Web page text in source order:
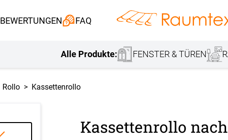
BEWERTUNGEN FAQ
Alle Produkte: FENSTER & TÜREN
Flächenvorhang
Rollo Kassettenrollo
Kassettenrollo